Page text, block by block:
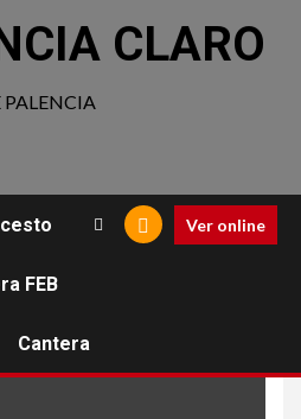
CLARO
PALENCIA
FEB
Cantera
Ver online